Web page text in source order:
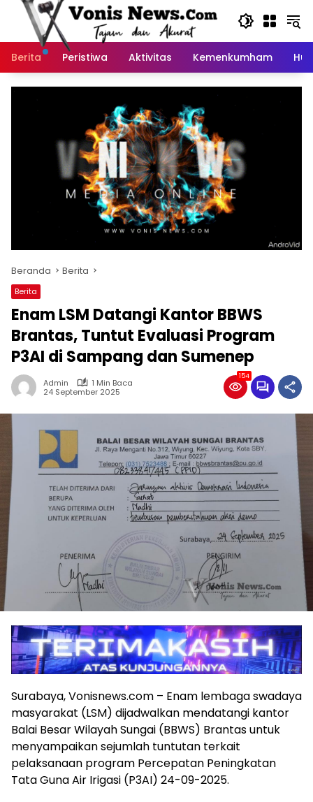
Langsung
Berita
Peristiwa Aktivitas Kemenkumham
Beranda Berita
Berita
Enam LSM Datangi Kantor BBWS
Brantas, Tuntut Evaluasi Program
P3AI di Sampang dan Sumenep
Admin
1 Min Baca
24 September 2025
154
Surabaya, Vonisnews.com – Enam lembaga swadaya
masyarakat (LSM) dijadwalkan mendatangi kantor
Balai Besar Wilayah Sungai (BBWS) Brantas untuk
menyampaikan sejumlah tuntutan terkait
pelaksanaan program Percepatan Peningkatan
Tata Guna Air Irigasi (P3AI) 24-09-2025.